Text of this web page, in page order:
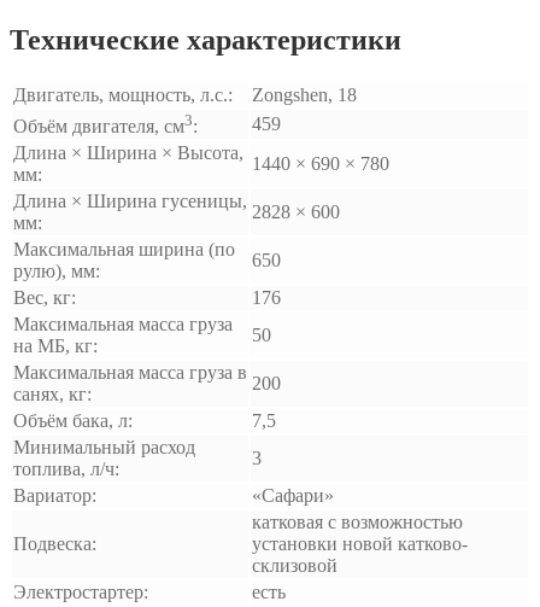
Технические характеристики
Двигатель, мощность, л.с.:
Zongshen, 18
Объём двигателя, см3:
459
Длина × Ширина × Высота,
мм:
1440 × 690 × 780
Длина × Ширина гусеницы,
мм:
2828 × 600
Максимальная ширина (по
рулю), мм:
650
Вес, кг:
176
Максимальная масса груза
на МБ, кг:
50
Максимальная масса груза в
санях, кг:
200
Объём бака, л:
7,5
Минимальный расход
топлива, л/ч:
3
Вариатор:
«Сафари»
Подвеска:
катковая с возможностью
установки новой катково-
склизовой
Электростартер:
есть